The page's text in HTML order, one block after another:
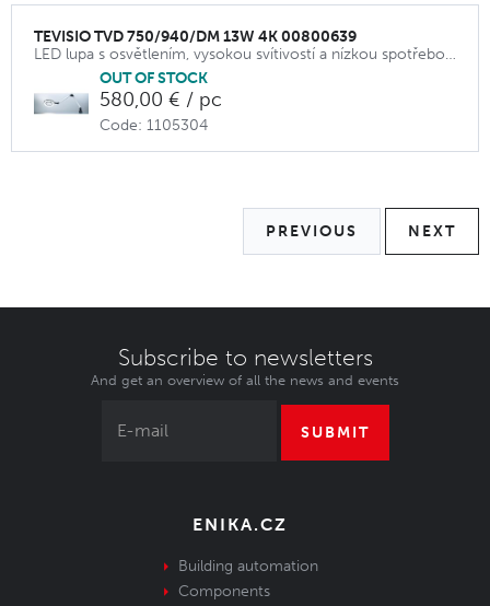
TEVISIO TVD 750/940/DM 13W 4K 00800639
LED lupa s osvětlením, vysokou svítivostí a nízkou spotřebou.
OUT OF STOCK
580,00 € / pc
Code: 1105304
PREVIOUS NEXT
Subscribe to newsletters
And get an overview of all the news and events
SUBMIT
ENIKA.CZ
Building automation
Components